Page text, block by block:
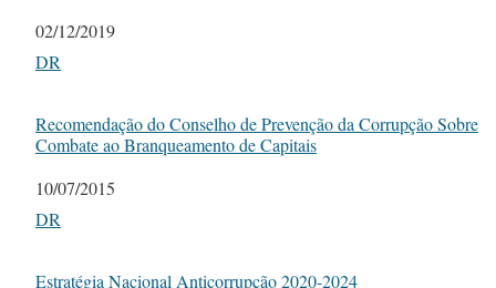
Date
02/12/2019
In relation to
DR
Recomendação do Conselho de Prevenção da Corrupção Sobre
Combate ao Branqueamento de Capitais
Date
10/07/2015
In relation to
DR
Estratégia Nacional Anticorrupção 2020-2024